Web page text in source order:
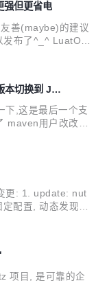
啡/奶茶还便宜^_
一条神秘
...
强但更省电
善(maybe)的建议
布了^_^ LuatOS
电池跑几年不是事
低电平(0代表低电
0, gpio.PULL
本切换到 JD
下,这是最后一个支
maven用户改改版
或者 码云里下载
更: 1. update: nut
配置, 动态发现新
新说明：https://g
项目, 是可靠的企